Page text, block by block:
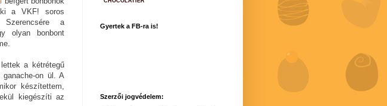
a VKF! soros
a
olyan bonbont
a kétrétegű
on ül. A
készítettem,
kiegészíti az
Gyertek a FB-ra is!
Szerzői jogvédelem: